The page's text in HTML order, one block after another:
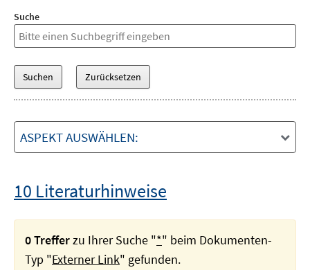
Suche
ASPEKT AUSWÄHLEN:
10 Literaturhinweise
0 Trefferzu Ihrer Suche "*" beim Dokumenten-
Typ "Externer Link" gefunden.